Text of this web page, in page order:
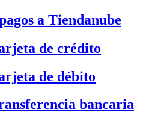
a Tiendanube
de crédito
de débito
bancaria